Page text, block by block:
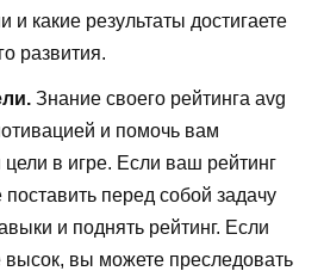
какие результаты достигаете
развития.
Знание своего рейтинга avg
и помочь вам
цели в игре. Если ваш рейтинг
перед собой задачу
и поднять рейтинг. Если
высок, вы можете преследовать